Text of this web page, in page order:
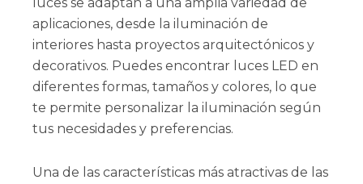
aplicaciones, desde la iluminación de
interiores hasta proyectos arquitectónicos y
decorativos. Puedes encontrar luces LED en
diferentes formas, tamaños y colores, lo que
te permite personalizar la iluminación según
tus necesidades y preferencias.
Una de las características más atractivas de las